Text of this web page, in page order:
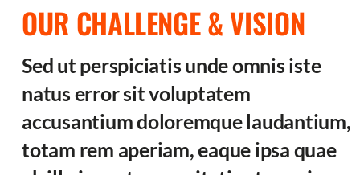
OUR CHALLENGE & VISION
Sed ut perspiciatis unde omnis iste
natus error sit voluptatem
accusantium doloremque laudantium,
totam rem aperiam, eaque ipsa quae